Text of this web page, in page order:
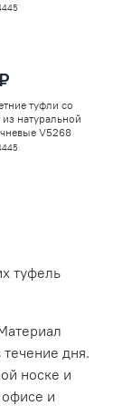
45
туфли со
натуральной
V5268
45
туфель
дня.
носке и
и